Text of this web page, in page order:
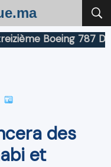
Boeing 787
des
et